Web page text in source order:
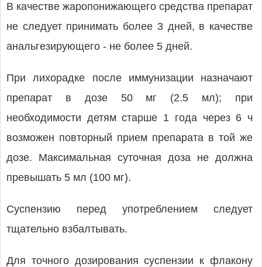
В качестве жаропонижающего средства препарат
не следует принимать более 3 дней, в качестве
анальгезирующего - не более 5 дней.
При лихорадке после иммунизации назначают
препарат в дозе 50 мг (2.5 мл); при
необходимости детям старше 1 года через 6 ч
возможен повторный прием препарата в той же
дозе. Максимальная суточная доза не должна
превышать 5 мл (100 мг).
Суспензию перед употреблением следует
тщательно взбалтывать.
Для точного дозирования суспензии к флакону